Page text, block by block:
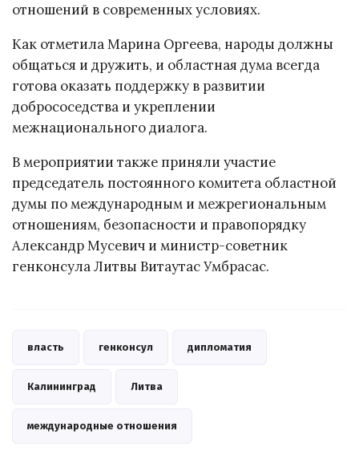
отношений в современных условиях.
Как отметила Марина Оргеева, народы должны
общаться и дружить, и областная дума всегда
готова оказать поддержку в развитии
добрососедства и укреплении
межнационального диалога.
В мероприятии также приняли участие
председатель постоянного комитета областной
думы по международным и межрегиональным
отношениям, безопасности и правопорядку
Александр Мусевич и министр-советник
генконсула Литвы Витаутас Умбрасас.
власть генконсул дипломатия
Калининград Литва
международные отношения